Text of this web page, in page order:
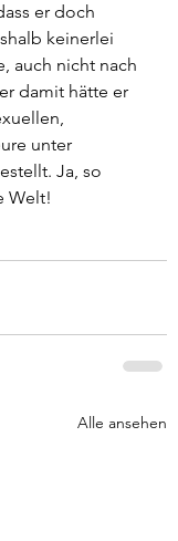
er doch
keinerlei
auch nicht nach
damit hätte er
unter
Ja, so
Welt!
Alle ansehen